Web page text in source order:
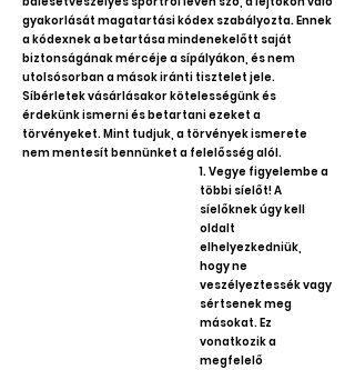
gyakorlását magatartási kódex szabályozta. Ennek
a kódexnek a betartása mindenekelőtt saját
biztonságának mércéje a sípályákon, és nem
utolsósorban a mások iránti tisztelet jele.
Síbérletek vásárlásakor kötelességünk és
érdekünk ismerni és betartani ezeket a
törvényeket. Mint tudjuk, a törvények ismerete
nem mentesít bennünket a felelősség alól.
1. Vegye figyelembe a
többi síelőt! A
síelőknek úgy kell
oldalt
elhelyezkedniük,
hogy ne
veszélyeztessék vagy
sértsenek meg
másokat. Ez
vonatkozik a
megfelelő